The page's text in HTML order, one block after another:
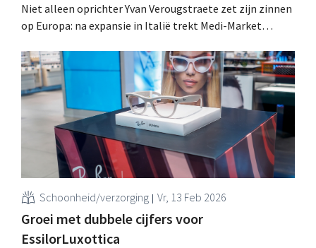
Niet alleen oprichter Yvan Verougstraete zet zijn zinnen
op Europa: na expansie in Italië trekt Medi-Market
nochtans geen succes. .
Schoonheid/verzorging Vr, 13 Feb 2026
Groei met dubbele cijfers voor
EssilorLuxottica